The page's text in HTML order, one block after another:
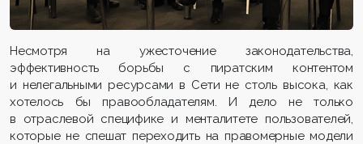
Несмотря на ужесточение законодательства,
эффективность борьбы с пиратским контентом
и нелегальными ресурсами в Сети не столь высока, как
хотелось бы правообладателям. И дело не только
в отраслевой специфике и менталитете пользователей,
которые не спешат переходить на правомерные модели